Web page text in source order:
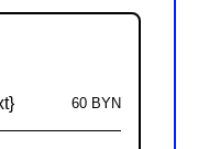
60 BYN